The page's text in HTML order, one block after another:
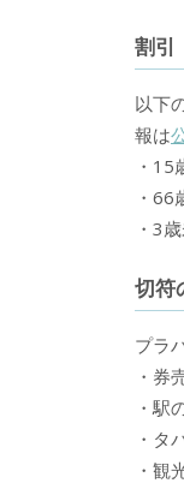
割引
以下
報は
・15
・66
・3
切符
プラ
・券
・駅
・タ
・観